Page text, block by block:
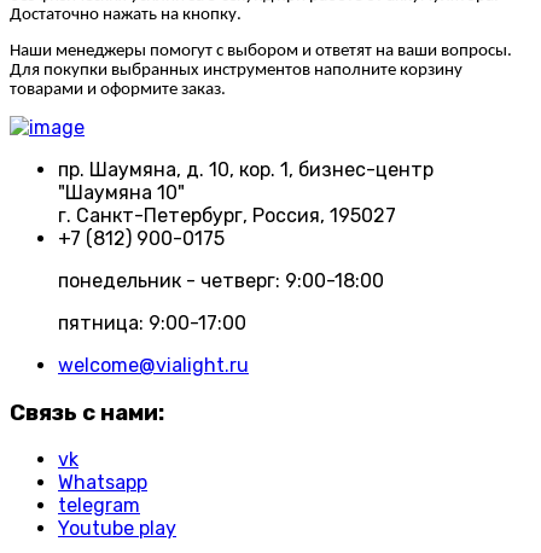
Достаточно нажать на кнопку.
Наши менеджеры помогут с выбором и ответят на ваши вопросы.
Для покупки выбранных инструментов наполните корзину
товарами и оформите заказ.
пр. Шаумяна, д. 10, кор. 1, бизнес-центр
"Шаумяна 10"
г. Санкт-Петербург, Россия, 195027
+7 (812) 900-0175
понедельник - четверг: 9:00-18:00
пятница: 9:00-17:00
welcome@vialight.ru
Связь с нами:
vk
Whatsapp
telegram
Youtube play